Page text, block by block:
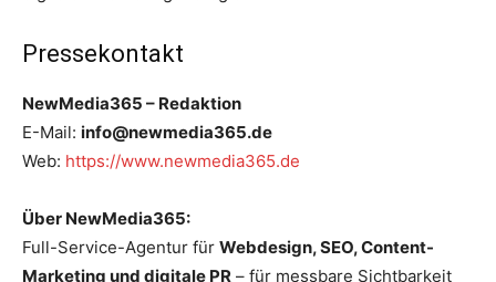
Pressekontakt
NewMedia365 – Redaktion
E-Mail: info@newmedia365.de
Web: https://www.newmedia365.de
Über NewMedia365:
Full-Service-Agentur für Webdesign, SEO, Content-
Marketing und digitale PR – für messbare Sichtbarkeit